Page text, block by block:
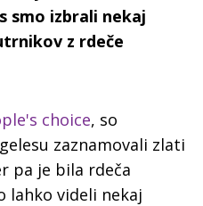
smo izbrali nekaj
z rdeče
choice, so
zaznamovali zlati
pa je bila rdeča
lahko videli nekaj